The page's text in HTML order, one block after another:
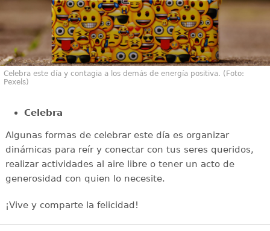
Celebra este día y contagia a los demás de energía positiva. (Foto:
Pexels)
Celebra
Algunas formas de celebrar este día es organizar
dinámicas para reír y conectar con tus seres queridos,
realizar actividades al aire libre o tener un acto de
generosidad con quien lo necesite.
¡Vive y comparte la felicidad!